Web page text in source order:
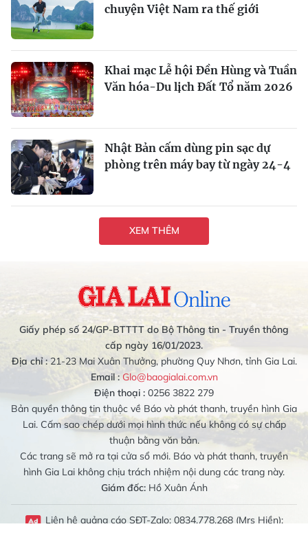
chuyện Việt Nam ra thế giới
Khai mạc Lễ hội Đền Hùng và Tuần
Văn hóa-Du lịch Đất Tổ năm 2026
Nhật Bản cấm dùng pin sạc dự
phòng trên máy bay từ ngày 24-4
XEM THÊM
Giấy phép số 24/GP-BTTTT do Bộ Thông tin - Truyền thông
cấp ngày 16/01/2023.
Địa chỉ :21-23 Mai Xuân Thưởng, phường Quy Nhơn, tỉnh Gia Lai.
Email : Glo@baogialai.com.vn
Điện thoại : 0256 3822 279
Bản quyền thông tin thuộc về Báo và phát thanh, truyền hình Gia
Lai. Cấm sao chép dưới mọi hình thức nếu không có sự chấp
thuận bằng văn bản.
Các trang sẽ mở ra tại cửa sổ mới. Báo và phát thanh, truyền
hình Gia Lai không chịu trách nhiệm nội dung các trang này.
Giám đốc:Hồ Xuân Ánh
Liên hệ quảng cáo SĐT-Zalo: 0834.778.268 (Mrs Hiền);